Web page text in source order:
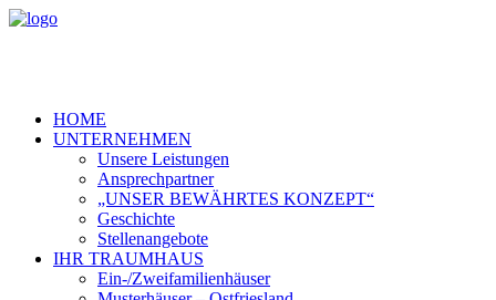
HOME
UNTERNEHMEN
Unsere Leistungen
Ansprechpartner
„UNSER BEWÄHRTES KONZEPT“
Geschichte
Stellenangebote
IHR TRAUMHAUS
Ein-/Zweifamilienhäuser